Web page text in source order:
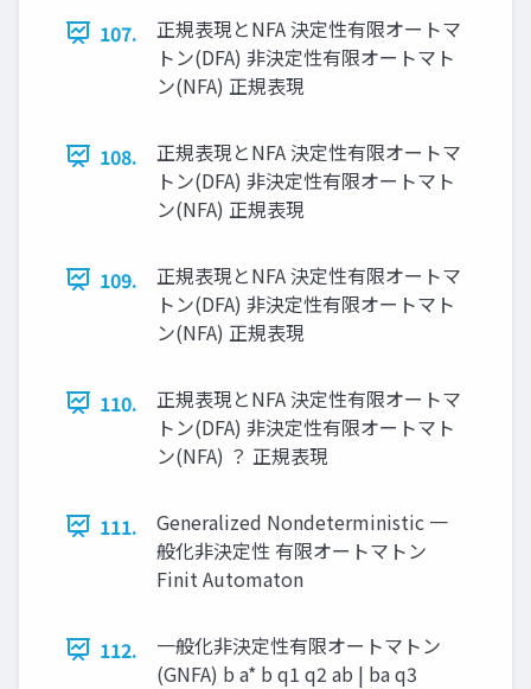
107.
正規表現とNFA 決定性有限オートマ
トン(DFA) 非決定性有限オートマト
ン(NFA) 正規表現
108.
正規表現とNFA 決定性有限オートマ
トン(DFA) 非決定性有限オートマト
ン(NFA) 正規表現
109.
正規表現とNFA 決定性有限オートマ
トン(DFA) 非決定性有限オートマト
ン(NFA) 正規表現
110.
正規表現とNFA 決定性有限オートマ
トン(DFA) 非決定性有限オートマト
ン(NFA) ？ 正規表現
111.
Generalized Nondeterministic 一
般化非決定性 有限オートマトン
Finit Automaton
112.
一般化非決定性有限オートマトン
(GNFA) b a* b q1 q2 ab | ba q3